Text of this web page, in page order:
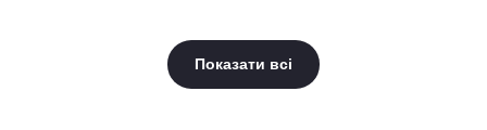
Показати всі